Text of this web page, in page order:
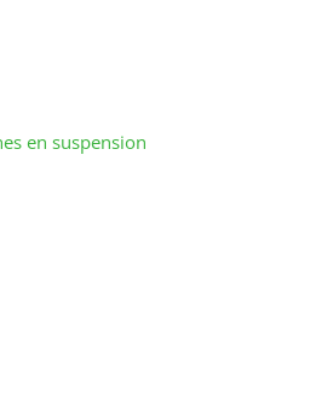
en suspension